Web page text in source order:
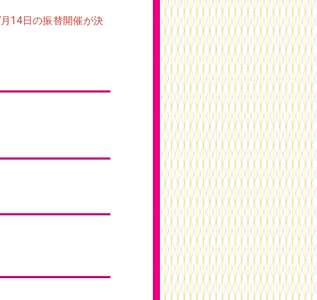
14日の振替開催が決